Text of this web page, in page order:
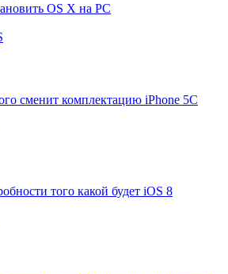
OS X на PC
сменит комплектацию iPhone 5C
того какой будет iOS 8